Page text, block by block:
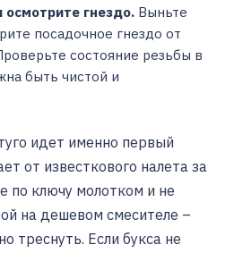
осмотрите гнездо. Выньте
посадочное гнездо от
состояние резьбы в
быть чистой и
идет именно первый
от известкового налета за
по ключу молотком и не
на дешевом смесителе –
треснуть. Если букса не